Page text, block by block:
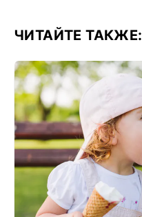
ЧИТАЙТЕ ТАКЖЕ: